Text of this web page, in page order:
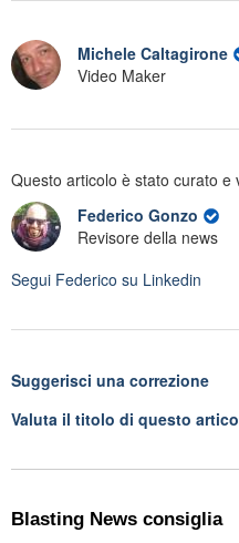
Michele Caltagirone
Video Maker
Questo articolo è stato curato e
Federico Gonzo
Revisore della news
Segui Federico su Linkedin
Suggerisci una correzione
Valuta il titolo di questo
Blasting News consiglia